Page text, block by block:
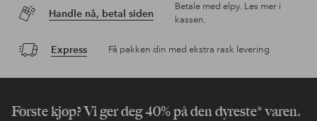
Handle nå, betal siden
Betale med elpy. Les mer i
kassen.
Express Få pakken din med ekstra rask levering
Første kjøp? Vi ger deg 40% på den dyreste* varen.